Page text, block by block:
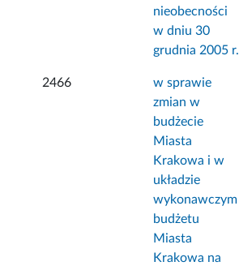
nieobecności
w dniu 30
grudnia 2005 r.
2466
w sprawie
zmian w
budżecie
Miasta
Krakowa i w
układzie
wykonawczym
budżetu
Miasta
Krakowa na